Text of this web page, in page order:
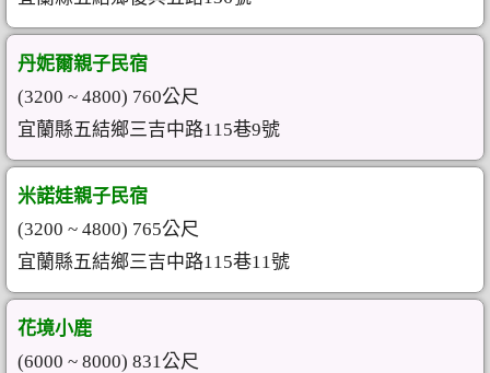
丹妮爾親子民宿
(3200 ~ 4800) 760公尺
宜蘭縣五結鄉三吉中路115巷9號
米諾娃親子民宿
(3200 ~ 4800) 765公尺
宜蘭縣五結鄉三吉中路115巷11號
花境小鹿
(6000 ~ 8000) 831公尺